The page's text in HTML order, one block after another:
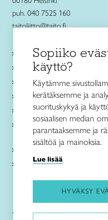
puh. 040 7525 160
taitoliitto@taito.fi
Käsityökurssit ja koulutus
Ajankohtaista
Käsityöohjeet
Me olemme Taito
Paikallinen toiminta
Verkkokaupat
Kirjaudu Arviin
Kirjaudu Taitocampukseen
Taitoliitto:
Sopiiko
käyttö?
Käytämme
kerätäksemme ja
suorituskykyä ja
sosiaalisen median
parantaaksemme ja
sisältöä ja mainoksia.
Lue lisää
HYVÄKSY